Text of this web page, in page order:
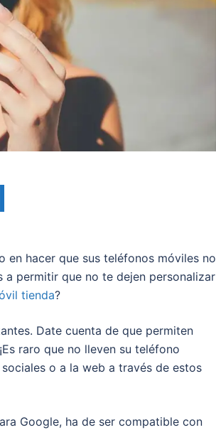
en hacer que sus teléfonos móviles no
a permitir que no te dejen personalizar
tienda?
Date cuenta de que permiten
raro que no lleven su teléfono
o a la web a través de estos
Google, ha de ser compatible con